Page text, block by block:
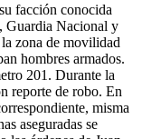
facción conocida
Guardia Nacional y
zona de movilidad
hombres armados.
201. Durante la
reporte de robo. En
misma
aseguradas se